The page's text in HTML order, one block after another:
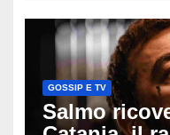
cui si è
GOSSIP E TV
Salmo